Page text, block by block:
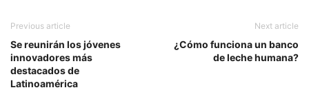
Previous article
Se reunirán los jóvenes
innovadores más
destacados de
Latinoamérica
Next article
¿Cómo funciona un banco
de leche humana?